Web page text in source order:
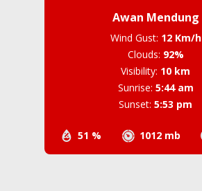
Awan Mendung
51 % 1012 mb
Wind Gust: 12 Km/h
Clouds: 92%
Visibility: 10 km
Sunrise: 5:44 am
Sunset: 5:53 pm